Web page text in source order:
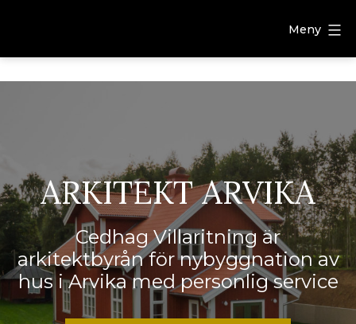
Meny
ARKITEKT ARVIKA
Cedhag Villaritning är
arkitektbyrån för nybyggnation av
hus i Arvika med personlig service